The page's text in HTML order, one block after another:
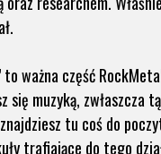
to ważna część
się muzyką, zwłaszcza
tu coś do
trafiające do tego